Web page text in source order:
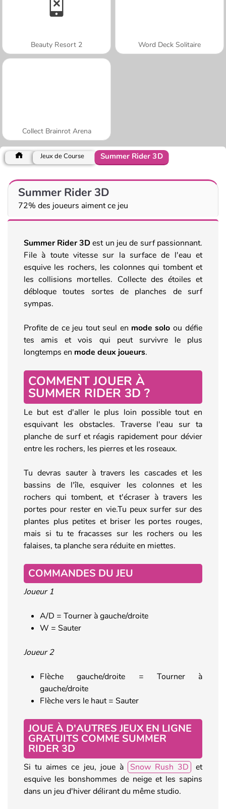
Beauty Resort 2 Word Deck Solitaire
Collect Brainrot Arena
Jeux de Course Summer Rider 3D
Summer Rider 3D
72% des joueurs aiment ce jeu
Summer Rider 3Dest un jeu de surf passionnant.
File à toute vitesse sur la surface de l'eau et
esquive les rochers, les colonnes qui tombent et
les collisions mortelles. Collecte des étoiles et
débloque toutes sortes de planches de surf
sympas.
Profite de ce jeu tout seul en mode solo ou défie
tes amis et vois qui peut survivre le plus
longtemps en mode deux joueurs.
COMMENT JOUER À
SUMMER RIDER 3D ?
Le but est d'aller le plus loin possible tout en
esquivant les obstacles. Traverse l'eau sur ta
planche de surf et réagis rapidement pour dévier
entre les rochers, les pierres et les roseaux.
Tu devras sauter à travers les cascades et les
bassins de l'île, esquiver les colonnes et les
rochers qui tombent, et t'écraser à travers les
portes pour rester en vie.Tu peux surfer sur des
plantes plus petites et briser les portes rouges,
mais si tu te fracasses sur les rochers ou les
falaises, ta planche sera réduite en miettes.
COMMANDES DU JEU
Joueur 1
A/D = Tourner à gauche/droite
W = Sauter
Joueur 2
Flèche gauche/droite = Tourner à
gauche/droite
Flèche vers le haut = Sauter
JOUE À D'AUTRES JEUX EN LIGNE
GRATUITS COMME SUMMER
RIDER 3D
Si tu aimes ce jeu, joue à Snow Rush 3D
et
esquive les bonshommes de neige et les sapins
dans un jeu d'hiver délirant du même studio.